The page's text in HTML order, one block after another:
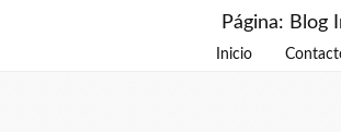
Página: Blog
Inicio